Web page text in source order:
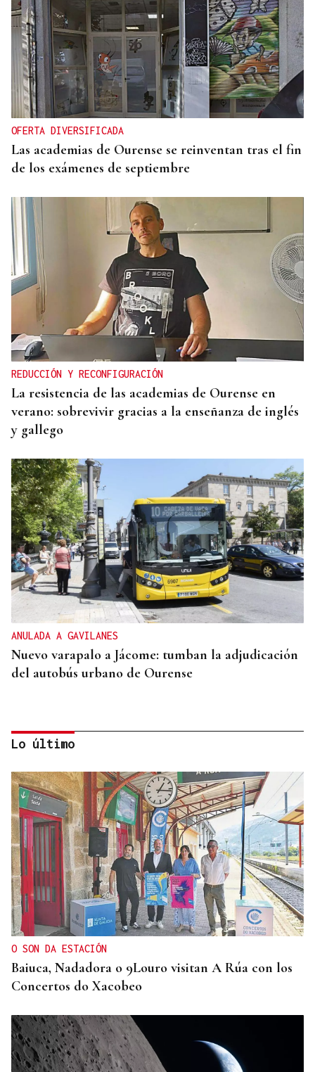
OFERTA DIVERSIFICADA
Las academias de Ourense se reinventan tras el fin
de los exámenes de septiembre
REDUCCIÓN Y RECONFIGURACIÓN
La resistencia de las academias de Ourense en
verano: sobrevivir gracias a la enseñanza de inglés
y gallego
ANULADA A GAVILANES
Nuevo varapalo a Jácome: tumban la adjudicación
del autobús urbano de Ourense
"FELIZ VIAJE AL MONSTRUO"
El Sol, la sangre y el Titanic: Así vivió La Región
el eclipse de 1912 en Ourense
Lo último
O SON DA ESTACIÓN
Baiuca, Nadadora o 9Louro visitan A Rúa con los
Concertos do Xacobeo